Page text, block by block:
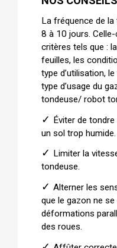
La fréquence de
8 à 10 jours.
critères tels que :
feuilles, les
type d’utilisation,
type d’usage du
tondeuse/ robot
✓ Éviter de
un sol trop humide.
✓
Limiter la
tondeuse.
✓ Alterner les
que le gazon ne
déformations
des roues.